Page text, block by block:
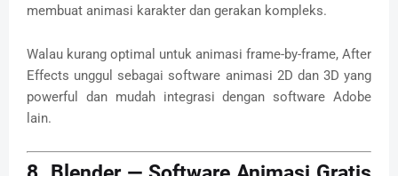
membuat animasi karakter dan gerakan kompleks.
Walau kurang optimal untuk animasi frame-by-frame, After
Effects unggul sebagai software animasi 2D dan 3D yang
powerful dan mudah integrasi dengan software Adobe
lain.